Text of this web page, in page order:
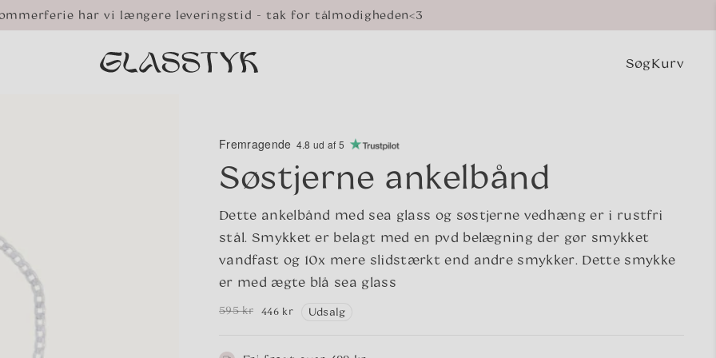
har vi længere leveringstid - tak for tålmodigheden<3
SøgKurv
Fremragende 4.8 ud af 5
Søstjerne ankelbånd
Dette ankelbånd med sea glass og søstjerne vedhæng er i rustfri
stål. Smykket er belagt med en pvd belægning der gør smykket
vandfast og 10x mere slidstærkt end andre smykker. Dette smykke
er med ægte blå sea glass
Normalpris
595 kr
Udsalgspris446 kr Udsalg